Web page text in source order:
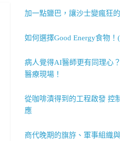
加一點鹽巴，讓沙士變瘋狂
如何選擇Good Energy食物！
病人覺得AI醫師更有同理心
醫療現場！
從咖啡漬得到的工程啟發 控
應
商代晚期的旗斿、軍事組織